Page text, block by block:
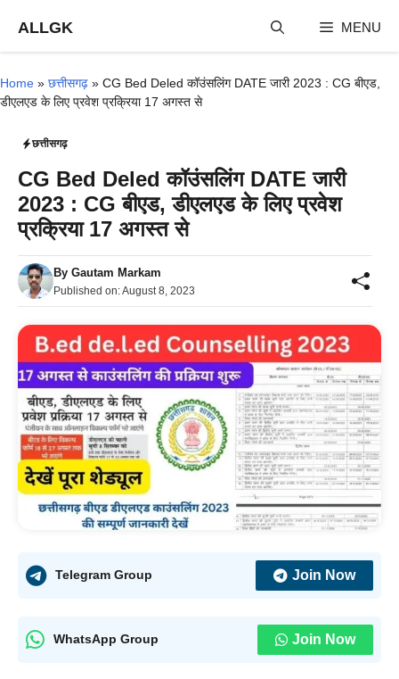
content
ALLGK MENU
Home » छत्तीसगढ़ » CG Bed Deled कॉउंसलिंग DATE जारी 2023 : CG बीएड,
डीएलएड के लिए प्रवेश प्रक्रिया 17 अगस्त से
छत्तीसगढ़
CG Bed Deled कॉउंसलिंग DATE जारी
2023 : CG बीएड, डीएलएड के लिए प्रवेश
प्रक्रिया 17 अगस्त से
By Gautam Markam
Published on:August 8, 2023
Telegram Group Join Now
WhatsApp Group Join Now